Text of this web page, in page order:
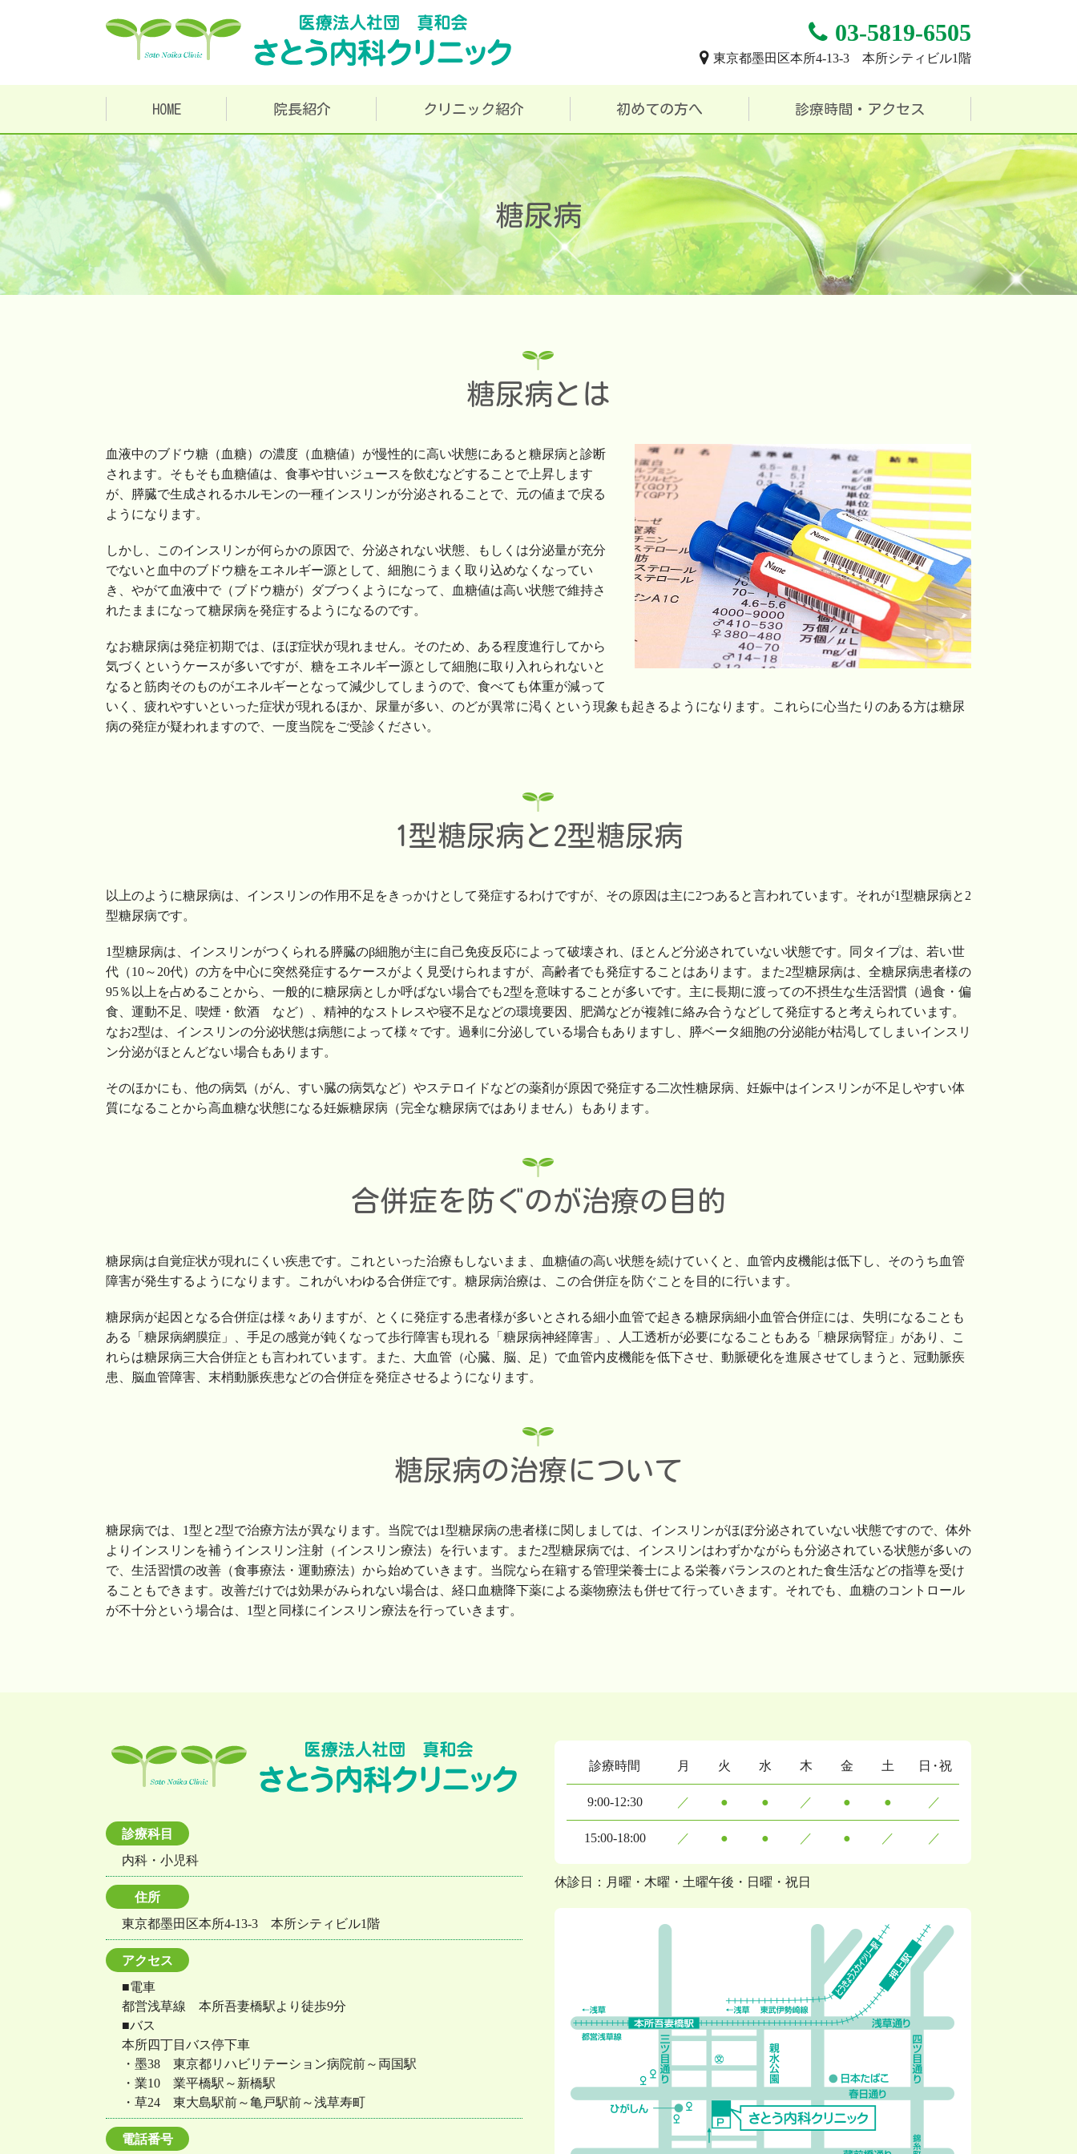
03-5819-6505
東京都墨田区本所4-13-3 本所シティビル1階
HOME 院長紹介 クリニック紹介 初めての方へ 診療時間・アクセス
糖尿病
糖尿病とは
血液中のブドウ糖（血糖）の濃度（血糖値）が慢性的に高い状態にあると糖尿病と診断
されます。そもそも血糖値は、食事や甘いジュースを飲むなどすることで上昇します
が、膵臓で生成されるホルモンの一種インスリンが分泌されることで、元の値まで戻る
ようになります。
しかし、このインスリンが何らかの原因で、分泌されない状態、もしくは分泌量が充分
でないと血中のブドウ糖をエネルギー源として、細胞にうまく取り込めなくなってい
き、やがて血液中で（ブドウ糖が）ダブつくようになって、血糖値は高い状態で維持さ
れたままになって糖尿病を発症するようになるのです。
なお糖尿病は発症初期では、ほぼ症状が現れません。そのため、ある程度進行してから
気づくというケースが多いですが、糖をエネルギー源として細胞に取り入れられないと
なると筋肉そのものがエネルギーとなって減少してしまうので、食べても体重が減って
いく、疲れやすいといった症状が現れるほか、尿量が多い、のどが異常に渇くという現象も起きるようになります。これらに心当たりのある方は糖尿
病の発症が疑われますので、一度当院をご受診ください。
1型糖尿病と2型糖尿病
以上のように糖尿病は、インスリンの作用不足をきっかけとして発症するわけですが、その原因は主に2つあると言われています。それが1型糖尿病と2
型糖尿病です。
1型糖尿病は、インスリンがつくられる膵臓のβ細胞が主に自己免疫反応によって破壊され、ほとんど分泌されていない状態です。同タイプは、若い世
代（10～20代）の方を中心に突然発症するケースがよく見受けられますが、高齢者でも発症することはあります。また2型糖尿病は、全糖尿病患者様の
95％以上を占めることから、一般的に糖尿病としか呼ばない場合でも2型を意味することが多いです。主に長期に渡っての不摂生な生活習慣（過食・偏
食、運動不足、喫煙・飲酒 など）、精神的なストレスや寝不足などの環境要因、肥満などが複雑に絡み合うなどして発症すると考えられています。
なお2型は、インスリンの分泌状態は病態によって様々です。過剰に分泌している場合もありますし、膵ベータ細胞の分泌能が枯渇してしまいインスリ
ン分泌がほとんどない場合もあります。
そのほかにも、他の病気（がん、すい臓の病気など）やステロイドなどの薬剤が原因で発症する二次性糖尿病、妊娠中はインスリンが不足しやすい体
質になることから高血糖な状態になる妊娠糖尿病（完全な糖尿病ではありません）もあります。
合併症を防ぐのが治療の目的
糖尿病は自覚症状が現れにくい疾患です。これといった治療もしないまま、血糖値の高い状態を続けていくと、血管内皮機能は低下し、そのうち血管
障害が発生するようになります。これがいわゆる合併症です。糖尿病治療は、この合併症を防ぐことを目的に行います。
糖尿病が起因となる合併症は様々ありますが、とくに発症する患者様が多いとされる細小血管で起きる糖尿病細小血管合併症には、失明になることも
ある「糖尿病網膜症」、手足の感覚が鈍くなって歩行障害も現れる「糖尿病神経障害」、人工透析が必要になることもある「糖尿病腎症」があり、こ
れらは糖尿病三大合併症とも言われています。また、大血管（心臓、脳、足）で血管内皮機能を低下させ、動脈硬化を進展させてしまうと、冠動脈疾
患、脳血管障害、末梢動脈疾患などの合併症を発症させるようになります。
糖尿病の治療について
糖尿病では、1型と2型で治療方法が異なります。当院では1型糖尿病の患者様に関しましては、インスリンがほぼ分泌されていない状態ですので、体外
よりインスリンを補うインスリン注射（インスリン療法）を行います。また2型糖尿病では、インスリンはわずかながらも分泌されている状態が多いの
で、生活習慣の改善（食事療法・運動療法）から始めていきます。当院なら在籍する管理栄養士による栄養バランスのとれた食生活などの指導を受け
ることもできます。改善だけでは効果がみられない場合は、経口血糖降下薬による薬物療法も併せて行っていきます。それでも、血糖のコントロール
が不十分という場合は、1型と同様にインスリン療法を行っていきます。
診療科目
内科・小児科
住所
東京都墨田区本所4-13-3 本所シティビル1階
アクセス
■電車
都営浅草線 本所吾妻橋駅より徒歩9分
■バス
本所四丁目バス停下車
・墨38 東京都リハビリテーション病院前～両国駅
・業10 業平橋駅～新橋駅
・草24 東大島駅前～亀戸駅前～浅草寿町
電話番号
診療時間 月 火 水 木 金 土 日・祝
9:00-12:30 ／ ● ● ／ ● ● ／
15:00-18:00 ／ ● ● ／ ● ／ ／
休診日：月曜・木曜・土曜午後・日曜・祝日